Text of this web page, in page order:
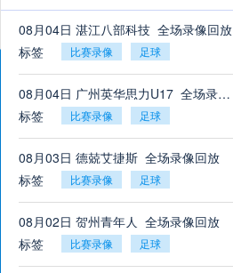
08月04日 湛江八部科技_全场录像回放
标签
比赛录像 足球
08月04日 广州英华思力U17_全场录像回放
标签
比赛录像 足球
08月03日 德兢艾捷斯_全场录像回放
标签
比赛录像 足球
08月02日 贺州青年人_全场录像回放
标签
比赛录像 足球